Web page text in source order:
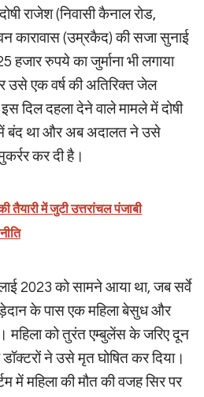
राजेश (निवासी कैनाल रोड,
कारावास (उम्रकैद) की सजा सुनाई
हजार रुपये का जुर्माना भी लगाया
उसे एक वर्ष की अतिरिक्त जेल
दिल दहला देने वाले मामले में दोषी
में बंद था और अब अदालत ने उसे
कर दी है।
तैयारी में जुटी उत्तरांचल पंजाबी
2023 को सामने आया था, जब सर्वे
के पास एक महिला बेसुध और
महिला को तुरंत एम्बुलेंस के जरिए दून
ने उसे मृत घोषित कर दिया।
में महिला की मौत की वजह सिर पर